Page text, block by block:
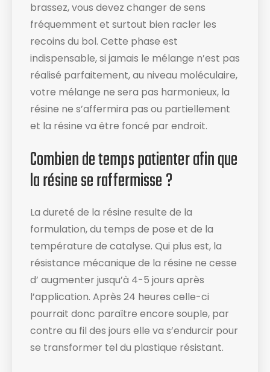
brassez, vous devez changer de sens
fréquemment et surtout bien racler les
recoins du bol​. Cette phase est
indispensable, si jamais le mélange n’est pas
réalisé parfaitement, au niveau moléculaire,
votre mélange ne sera pas harmonieux, la
résine ne s’affermira pas ou partiellement
et la résine va être foncé par endroit.
Combien de temps patienter afin que
la résine se raffermisse ?
La dureté de la résine resulte de la
formulation, du temps de pose et de la
température de catalyse. Qui plus est, la
résistance mécanique de la résine ne cesse
d’ augmenter jusqu’à 4-5 jours après
l’application. Après 24 heures celle-ci
pourrait donc paraître encore souple, par
contre au fil des jours elle va s’endurcir pour
se transformer tel du plastique résistant.